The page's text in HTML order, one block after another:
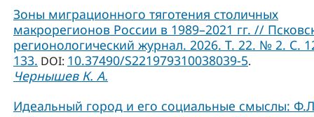
Зоны миграционного тяготения столичных
макрорегионов России в 1989–2021 гг. //
регионологический журнал. 2026. Т. 22. № 2. С.
133. DOI: 10.37490/S221979310038039-5.
Чернышев К. А.
Идеальный город и его социальные смыслы: